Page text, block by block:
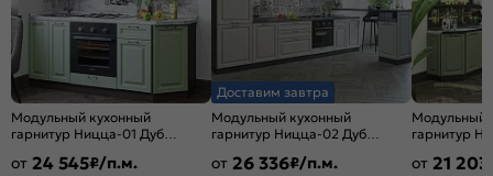
Модульный кухонный
гарнитур Ницца-01 Дуб
2140x1900x600
от 24 545₽/п.м.
Доставим завтра
Модульный кухонный
гарнитур Ницца-02 Дуб
2140x3300x600
от 26 336₽/п.м.
Модульный
гарнитур
2340x1890/
от 21 203